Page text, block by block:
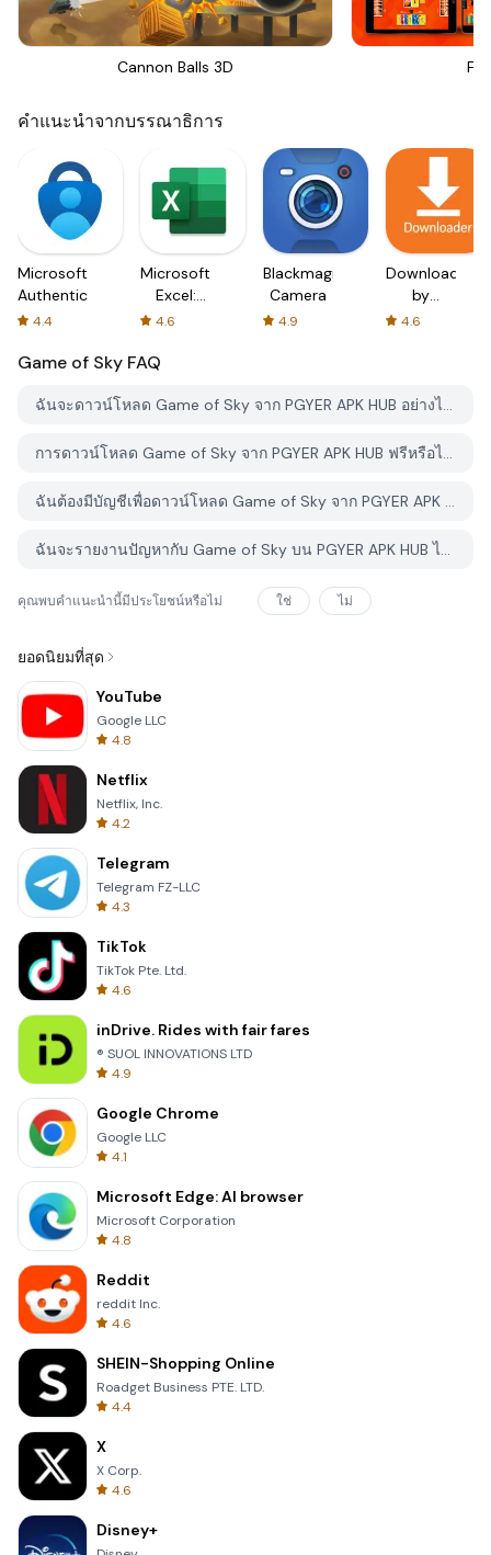
Cannon Balls 3D
คำแนะนำจากบรรณาธิการ
Microsoft
Authenticator
4.4
Microsoft
Excel:
Spreadsheets
4.6
Blackmagic
Camera
4.9
Downloader
by
AFTVnews
4.6
Game of Sky FAQ
ฉันจะดาวน์โหลด Game of Sky จาก PGYER APK HUB อย่างไร?
การดาวน์โหลด Game of Sky จาก PGYER APK HUB ฟรีหรือไม่?
ฉันต้องมีบัญชีเพื่อดาวน์โหลด Game of Sky จาก PGYER APK HUB หรือไม่?
ฉันจะรายงานปัญหากับ Game of Sky บน PGYER APK HUB ได้อย่างไร?
คุณพบคำแนะนำนี้มีประโยชน์หรือไม่ ใช่ ไม่
ยอดนิยมที่สุด
YouTube
Google LLC
4.8
Netflix
Netflix, Inc.
4.2
Telegram
Telegram FZ-LLC
4.3
TikTok
TikTok Pte. Ltd.
4.6
inDrive. Rides with fair fares
® SUOL INNOVATIONS LTD
4.9
Google Chrome
Google LLC
4.1
Microsoft Edge: AI browser
Microsoft Corporation
4.8
Reddit
reddit Inc.
4.6
SHEIN-Shopping Online
Roadget Business PTE. LTD.
4.4
X
X Corp.
4.6
Disney+